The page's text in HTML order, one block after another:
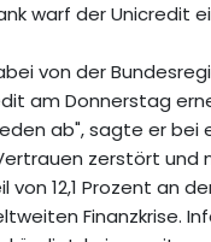
warf der Unicredit
von der
am Donnerstag
ab", sagte er
zerstört
12,1 Prozent an
Finanzkrise.